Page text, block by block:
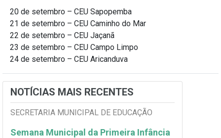
20 de setembro – CEU Sapopemba
21 de setembro – CEU Caminho do Mar
22 de setembro – CEU Jaçanã
23 de setembro – CEU Campo Limpo
24 de setembro – CEU Aricanduva
NOTÍCIAS MAIS RECENTES
SECRETARIA MUNICIPAL DE EDUCAÇÃO
Semana Municipal da Primeira Infância